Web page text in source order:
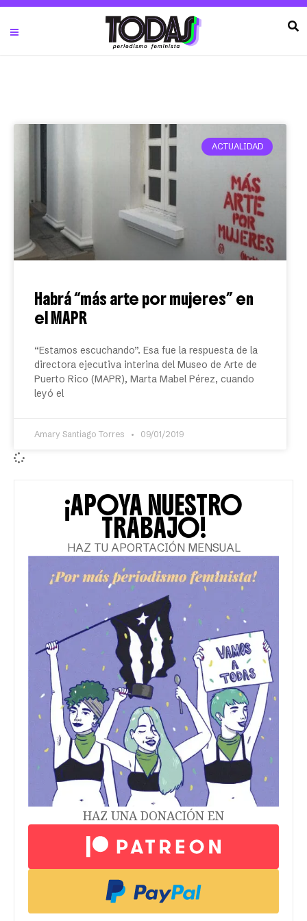
ACTUALIDAD
Habrá “más arte por mujeres” en
el MAPR
“Estamos escuchando”. Esa fue la respuesta de la
directora ejecutiva interina del Museo de Arte de
Puerto Rico (MAPR), Marta Mabel Pérez, cuando
leyó el
Amary Santiago Torres 09/01/2019
¡APOYA NUESTRO
TRABAJO!
HAZ TU APORTACIÓN MENSUAL
HAZ UNA DONACIÓN EN